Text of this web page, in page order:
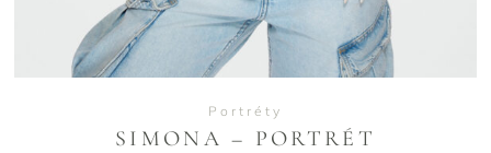
SIMONA – PORTRÉT
Portréty